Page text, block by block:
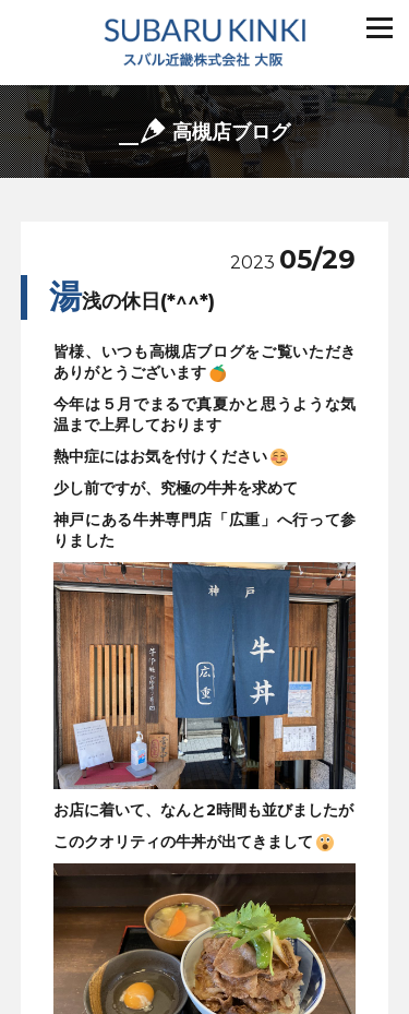
高槻店ブログ
2023 05/29
湯浅の休日(*^^*)
皆様、いつも高槻店ブログをご覧いただき
ありがとうございます
今年は５月でまるで真夏かと思うような気
温まで上昇しております
熱中症にはお気を付けください
少し前ですが、究極の牛丼を求めて
神戸にある牛丼専門店「広重」へ行って参
りました
お店に着いて、なんと2時間も並びましたが
このクオリティの牛丼が出てきまして